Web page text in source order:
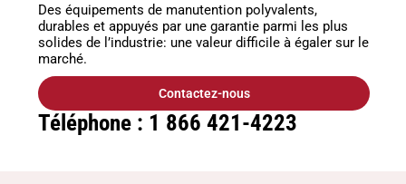
Des équipements de manutention polyvalents,
durables et appuyés par une garantie parmi les plus
solides de l’industrie: une valeur difficile à égaler sur le
marché.
Contactez-nous
Téléphone : 1 866 421-4223